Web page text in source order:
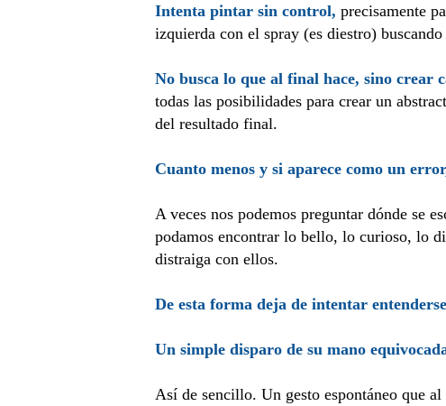
Intenta pintar sin control, precisamente
izquierda con el spray (es diestro)
No busca lo que al final hace, sino crear
todas las posibilidades para crear un
del resultado final.
Cuanto menos y si aparece como un
A veces nos podemos preguntar dónde se
podamos encontrar lo bello, lo curioso, lo
distraiga con ellos.
De esta forma deja de intentar
Un simple disparo de su mano
Así de sencillo. Un gesto espontáneo que